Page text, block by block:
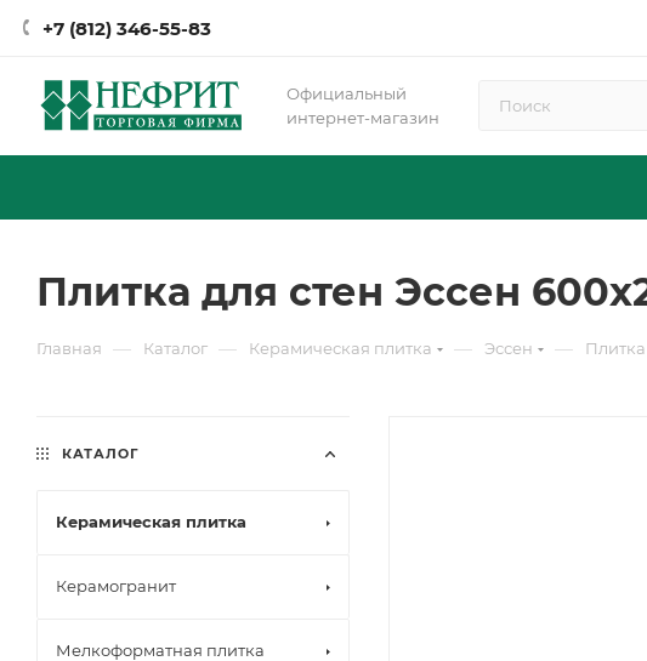
+7 (812) 346-55-83
Официальный
интернет-магазин
Плитка для стен Эссен
Главная — Каталог — Керамическая плитка — Эссен — Плитка
КАТАЛОГ
Керамическая плитка
Керамогранит
Мелкоформатная плитка